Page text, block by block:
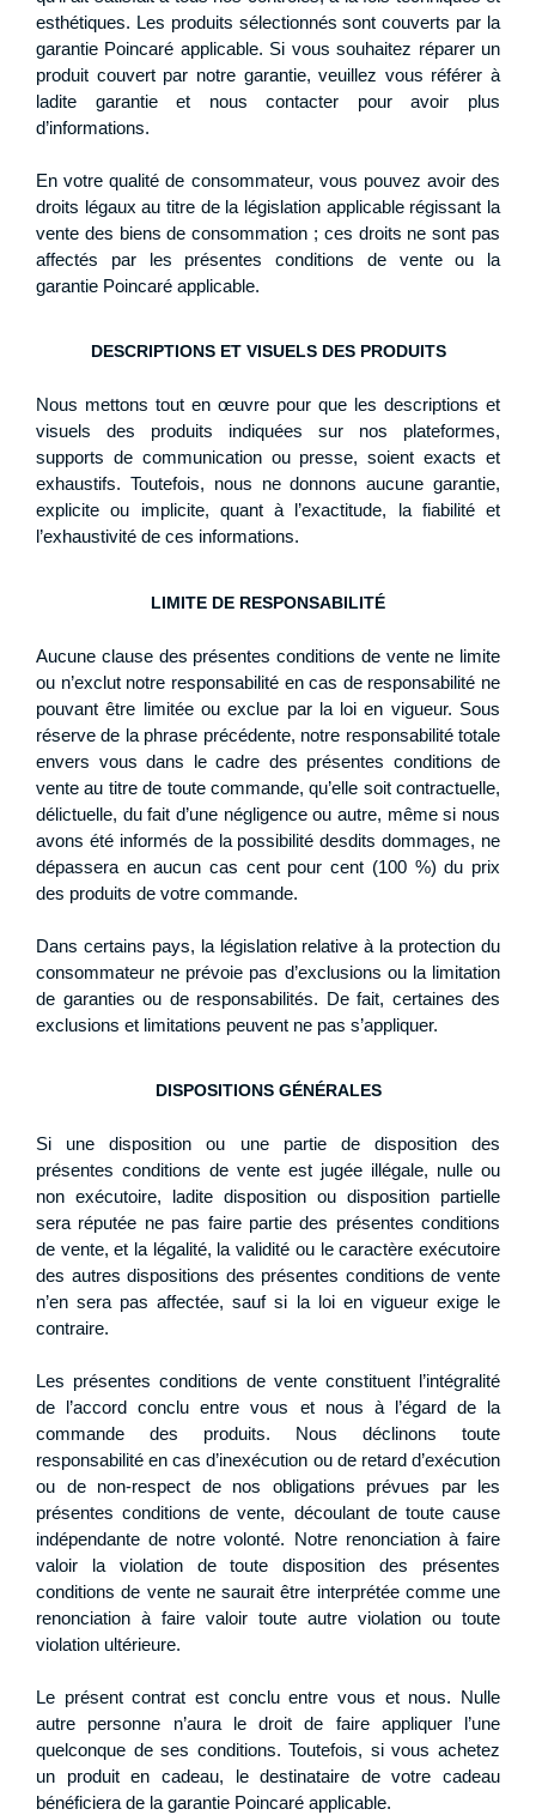
esthétiques. Les produits sélectionnés sont couverts par la
garantie Poincaré applicable. Si vous souhaitez réparer un
produit couvert par notre garantie, veuillez vous référer à
ladite garantie et nous contacter pour avoir plus
d’informations.
En votre qualité de consommateur, vous pouvez avoir des
droits légaux au titre de la législation applicable régissant la
vente des biens de consommation ; ces droits ne sont pas
affectés par les présentes conditions de vente ou la
garantie Poincaré applicable.
DESCRIPTIONS ET VISUELS DES PRODUITS
Nous mettons tout en œuvre pour que les descriptions et
visuels des produits indiquées sur nos plateformes,
supports de communication ou presse, soient exacts et
exhaustifs. Toutefois, nous ne donnons aucune garantie,
explicite ou implicite, quant à l’exactitude, la fiabilité et
l’exhaustivité de ces informations.
LIMITE DE RESPONSABILITÉ
Aucune clause des présentes conditions de vente ne limite
ou n’exclut notre responsabilité en cas de responsabilité ne
pouvant être limitée ou exclue par la loi en vigueur. Sous
réserve de la phrase précédente, notre responsabilité totale
envers vous dans le cadre des présentes conditions de
vente au titre de toute commande, qu’elle soit contractuelle,
délictuelle, du fait d’une négligence ou autre, même si nous
avons été informés de la possibilité desdits dommages, ne
dépassera en aucun cas cent pour cent (100 %) du prix
des produits de votre commande.
Dans certains pays, la législation relative à la protection du
consommateur ne prévoie pas d’exclusions ou la limitation
de garanties ou de responsabilités. De fait, certaines des
exclusions et limitations peuvent ne pas s’appliquer.
DISPOSITIONS GÉNÉRALES
Si une disposition ou une partie de disposition des
présentes conditions de vente est jugée illégale, nulle ou
non exécutoire, ladite disposition ou disposition partielle
sera réputée ne pas faire partie des présentes conditions
de vente, et la légalité, la validité ou le caractère exécutoire
des autres dispositions des présentes conditions de vente
n’en sera pas affectée, sauf si la loi en vigueur exige le
contraire.
Les présentes conditions de vente constituent l’intégralité
de l’accord conclu entre vous et nous à l’égard de la
commande des produits. Nous déclinons toute
responsabilité en cas d’inexécution ou de retard d’exécution
ou de non-respect de nos obligations prévues par les
présentes conditions de vente, découlant de toute cause
indépendante de notre volonté. Notre renonciation à faire
valoir la violation de toute disposition des présentes
conditions de vente ne saurait être interprétée comme une
renonciation à faire valoir toute autre violation ou toute
violation ultérieure.
Le présent contrat est conclu entre vous et nous. Nulle
autre personne n’aura le droit de faire appliquer l’une
quelconque de ses conditions. Toutefois, si vous achetez
un produit en cadeau, le destinataire de votre cadeau
bénéficiera de la garantie Poincaré applicable.